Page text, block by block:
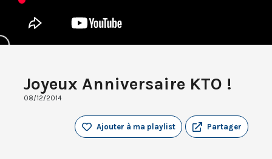
Joyeux Anniversaire KTO !
08/12/2014
Partager
Ajouter à ma playlist